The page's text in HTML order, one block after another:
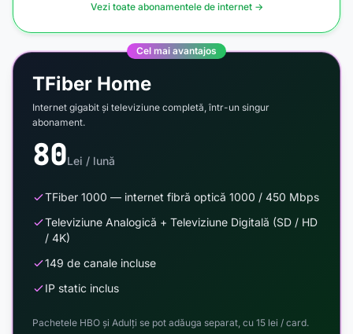
Vezi toate abonamentele de internet →
Cel mai avantajos
TFiber Home
Internet gigabit și televiziune completă, într-un singur
abonament.
80Lei / lună
TFiber 1000 — internet fibră optică 1000 / 450 Mbps
Televiziune Analogică + Televiziune Digitală (SD / HD
/ 4K)
149 de canale incluse
IP static inclus
Pachetele HBO și Adulți se pot adăuga separat, cu 15 lei / card.